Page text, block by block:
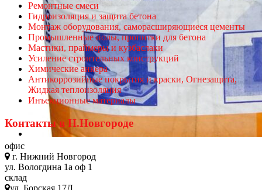
Ремонтные смеси
Гидроизоляция и защита бетона
Монтаж оборудования, саморасширяющиеся цементы
Промышленные полы, пропитки для бетона
Мастики, праймеры и кузбаслаки
Усиление строительных конструкций
Химические анкера
Антикоррозийные покрытия и краски, Огнезащита,
Жидкая теплоизоляция
Инъекционные материалы
Контакты в Н.Новгороде
офис
г. Нижний Новгород
ул. Вологдина 1а оф 1
склад
ул. Борская 17Д